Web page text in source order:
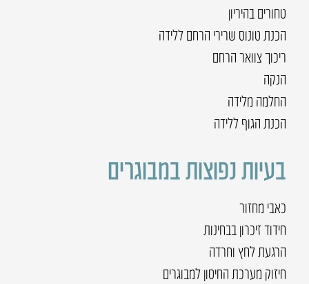
טחורים בהיריון
הכנת טונוס שרירי הרחם ללידה
ריכוך צוואר הרחם
הנקה
החלמה מלידה
הכנת הגוף ללידה
בעיות נפוצות במבוגרים
כאבי מחזור
חידוד זיכרון בבחינות
הרגעת לחץ וחרדה
חיזוק מערכת החיסון למבוגרים